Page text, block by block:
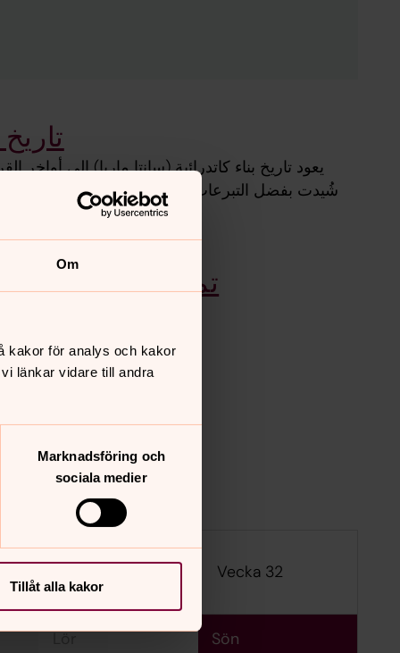
Om
kakor för analys och kakor
länkar vidare till andra
Marknadsföring och
sociala medier
Tillåt alla kakor
يعود تاريخ بناء كاتدرائية (سانتا ماريا) إلى أواخر
شُيدت بفضل التبرعات والهبات التي جُمعت من السفن
تمثال مريم العذراء
Vecka 32
lör sön